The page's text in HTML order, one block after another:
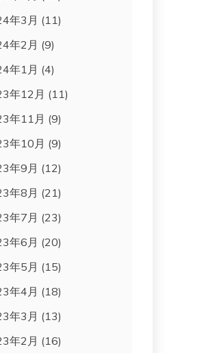
年3月 (11)
年2月 (9)
年1月 (4)
年12月 (11)
年11月 (9)
年10月 (9)
年9月 (12)
年8月 (21)
年7月 (23)
年6月 (20)
年5月 (15)
年4月 (18)
年3月 (13)
年2月 (16)